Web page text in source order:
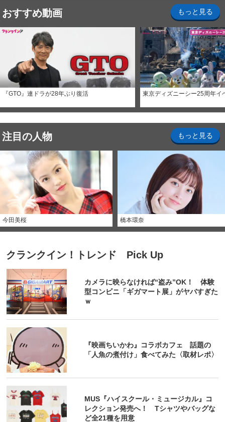
おすすめ動画 もっと見る
『GTO』連ドラが28年ぶり復活 東京ディズニーシー25周年イ
注目の人物 もっと見る
今田美桜 橋本環奈
クランクイン！トレンド Pick Up
カメラに映らなければ“盗み”OK！ 体験
型コンビニ「ギガマート展」がヤバすぎた
ｗ
『映画ちいかわ』コラボカフェ 話題の
「人魚の煮付け」食べてみた〈取材レポ〉
MUS『ハイスクール・ミュージカル』コ
レクション発売へ！ Tシャツやバッグな
ど全21種を用意